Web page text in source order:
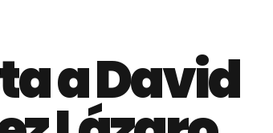
a David